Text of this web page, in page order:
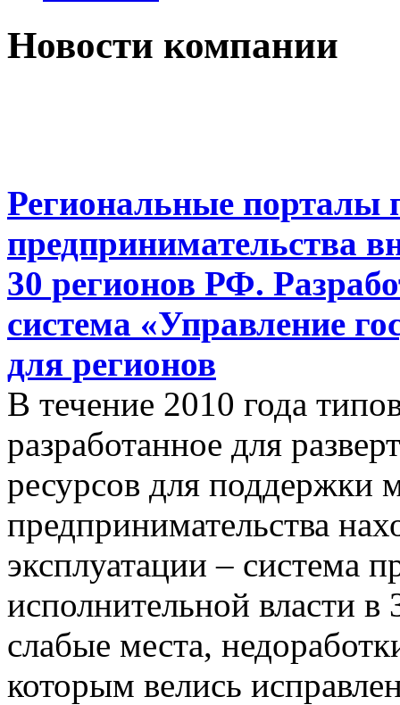
Новости компании
Региональные порталы
предпринимательства
30 регионов РФ.
система «Управление
для регионов
В течение 2010 года
разработанное для
ресурсов для поддержки
предпринимательства
эксплуатации – система
исполнительной власти
слабые места,
которым велись